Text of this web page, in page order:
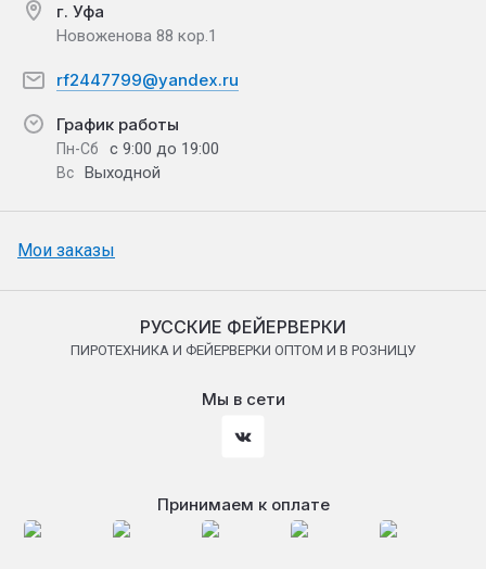
г. Уфа
Новоженова 88 кор.1
rf2447799@yandex.ru
График работы
Пн-Сб с 9:00 до 19:00
Вс Выходной
Мои заказы
РУССКИЕ ФЕЙЕРВЕРКИ
ПИРОТЕХНИКА И ФЕЙЕРВЕРКИ ОПТОМ И В РОЗНИЦУ
Мы в сети
Принимаем к оплате